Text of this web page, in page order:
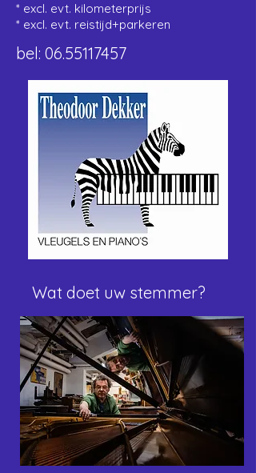
* excl. evt. kilometerprijs
* excl. evt. reistijd+parkeren
bel: 06.55117457
Wat doet uw stemmer?